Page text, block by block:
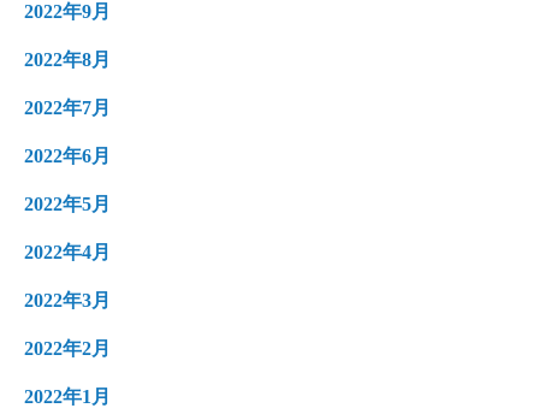
2022年9月
2022年8月
2022年7月
2022年6月
2022年5月
2022年4月
2022年3月
2022年2月
2022年1月